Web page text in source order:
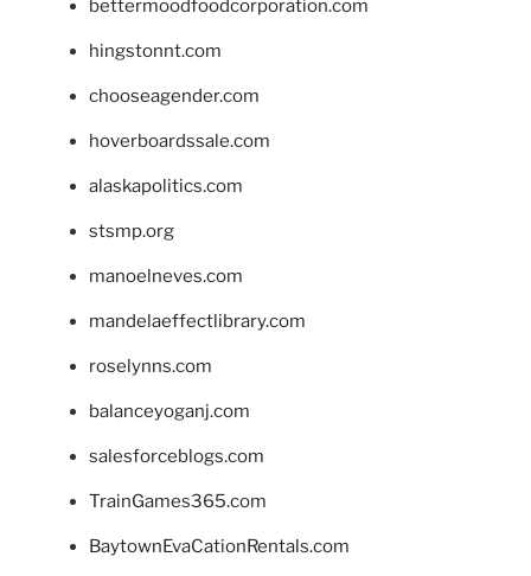
bettermoodfoodcorporation.com
hingstonnt.com
chooseagender.com
hoverboardssale.com
alaskapolitics.com
stsmp.org
manoelneves.com
mandelaeffectlibrary.com
roselynns.com
balanceyoganj.com
salesforceblogs.com
TrainGames365.com
BaytownEvaCationRentals.com